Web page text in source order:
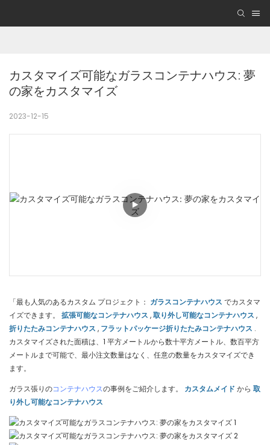
カスタマイズ可能なガラスコンテナハウス: 夢
の家をカスタマイズ
2023-12-15
「最も人気のあるカスタム プロジェクト： ガラスコンテナハウス でカスタマ
イズできます。 拡張可能なコンテナハウス ,取り外し可能なコンテナハウス ,
折りたたみコンテナハウス , フラットパッケージ折りたたみコンテナハウス .
カスタマイズされた面積は、1 平方メートルから数十平方メートル、数百平方
メートルまで可能で、最小注文数量はなく、任意の数量をカスタマイズでき
ます。
ガラス張りのコンテナハウスの事例をご紹介します。 カスタムメイド から 取
り外し可能なコンテナハウス